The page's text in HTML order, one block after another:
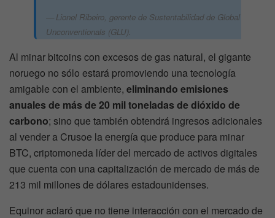
Lionel Ribeiro, gerente de Sustentabilidad de Global
Unconventionals (GLU).
Al minar bitcoins con excesos de gas natural, el gigante
noruego no sólo estará promoviendo una tecnología
amigable con el ambiente, eliminando emisiones
anuales de más de 20 mil toneladas de dióxido de
carbono; sino que también obtendrá ingresos adicionales
al vender a Crusoe la energía que produce para minar
BTC, criptomoneda líder del mercado de activos digitales
que cuenta con una capitalización de mercado de más de
213 mil millones de dólares estadounidenses.
Equinor aclaró que no tiene interacción con el mercado de